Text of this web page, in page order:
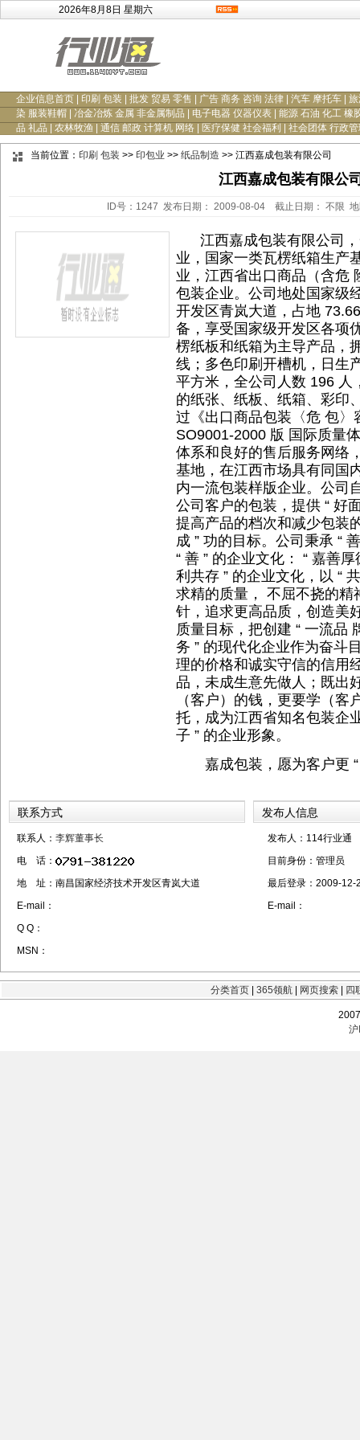
2026年8月8日 星期六
企业信息首页 印刷 包装 批发 贸易 零售 广告 商务 咨询 法律 汽车 摩托车
旅
染 服装鞋帽
冶金冶炼 金属 非金属制品 电子电器 仪器仪表
能源 石油 化工 橡
品 礼品
农林牧渔 通信 邮政 计算机 网络 医疗保健 社会福利 社会团体 行政
当前位置： 印刷 包装 >> 印包业 >> 纸品制造 >> 江西嘉成包装有限公司
江西嘉成包装有限公
ID号：1247 发布日期： 2009-08-04 截止日期： 不限
江西嘉成包装有限公司，
业，国家一类瓦楞纸箱生产
业，江西省出口商品（含危
包装企业。公司地处国家级
开发区青岚大道，占地
备，享受国家级开发区各项
楞纸板和纸箱为主导产品，
线；多色印刷开槽机，日生
平方米，全公司人数 196 人
的纸张、纸板、纸箱、彩印
过《出口商品包装〈危 包
SO9001-2000 版 国际质量
体系和良好的售后服务网络
基地，在江西市场具有同国
内一流包装样版企业。公司
公司客户的包装，提供 “ 好
提高产品的档次和减少包装
成 ” 功的目标。公司秉承 “
“ 善 ” 的企业文化： “ 嘉善
利共存 ” 的企业文化，以 “
求精的质量， 不屈不挠的精
针，追求更高品质，创造美
质量目标，把创建 “ 一流品
务 ” 的现代化企业作为奋斗
理的价格和诚实守信的信用
品，未成生意先做人；既出
（客户）的钱，更要学（
托，成为江西省知名包装企
子 ” 的企业形象。
嘉成包装，愿为客户更 “
联系方式
联系人： 李辉董事长
电 话：
地 址：南昌国家经济技术开发区青岚大道
E-mail：
Q Q：
MSN：
发布人信息
发布人：114行业通
目前身份： 管理员
最后登录： 2009-12-
E-mail：
分类首页 365领航 网页搜索 四